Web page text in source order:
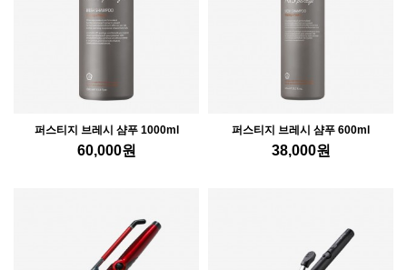
퍼스티지 브레시 샴푸 1000ml
60,000원
퍼스티지 브레시 샴푸 600ml
38,000원